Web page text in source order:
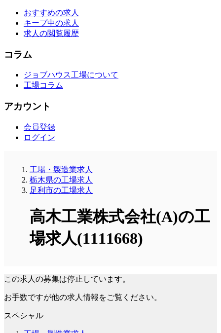
おすすめの求人
キープ中の求人
求人の閲覧履歴
コラム
ジョブハウス工場について
工場コラム
アカウント
会員登録
ログイン
工場・製造業求人
栃木県の工場求人
足利市の工場求人
高木工業株式会社(A)の工
場求人(1111668)
この求人の募集は停止しています。
お手数ですが他の求人情報をご覧ください。
スペシャル